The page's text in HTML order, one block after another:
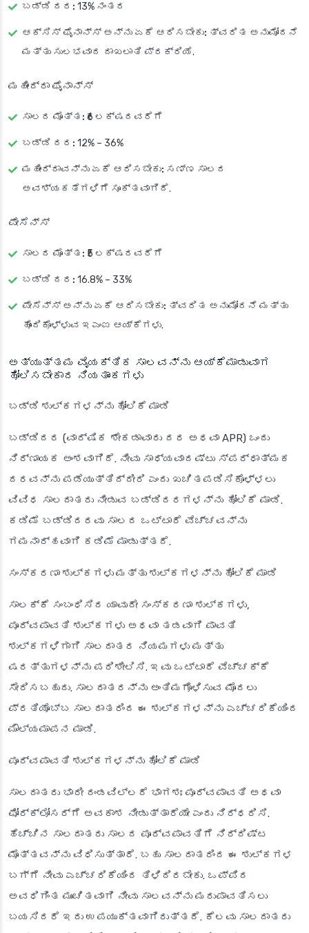
ಬಡ್ಡಿ ದರ: 13% ನಂತರ
ಆಕ್ಸಿಸ್ ಫೈನಾನ್ಸ್ ಅನ್ನು ಏಕೆ ಆರಿಸಬೇಕು: ತ್ವರಿತ ಅನುಮೋದನೆ
ಮತ್ತು ಸುಲಭವಾದ ದಾಖಲಾತಿ ಪ್ರಕ್ರಿಯೆ.
ಮಹೀಂದ್ರಾ ಫೈನಾನ್ಸ್
ಸಾಲದ ಮೊತ್ತ: ₹6 ಲಕ್ಷದವರೆಗೆ
ಬಡ್ಡಿ ದರ: 12% – 36%
ಮಹೀಂದ್ರಾವನ್ನು ಏಕೆ ಆರಿಸಬೇಕು: ಸಣ್ಣ ಸಾಲದ
ಅವಶ್ಯಕತೆಗಳಿಗೆ ಸೂಕ್ತವಾಗಿದೆ.
ಪೇಸೆನ್ಸ್
ಸಾಲದ ಮೊತ್ತ: ₹5 ಲಕ್ಷದವರೆಗೆ
ಬಡ್ಡಿ ದರ: 16.8% – 33%
ಪೇಸೆನ್ಸ್ ಅನ್ನು ಏಕೆ ಆರಿಸಬೇಕು: ತ್ವರಿತ ಅನುಮೋದನೆ ಮತ್ತು
ಹೊಂದಿಕೊಳ್ಳುವ ಇಎಂಐ ಆಯ್ಕೆಗಳು.
ಅತ್ಯುತ್ತಮ ವೈಯಕ್ತಿಕ ಸಾಲವನ್ನು ಆಯ್ಕೆಮಾಡುವಾಗ
ಹೋಲಿಸಬೇಕಾದ ನಿಯತಾಂಕಗಳು
ಬಡ್ಡಿ ಶುಲ್ಕಗಳನ್ನು ಹೋಲಿಕೆ ಮಾಡಿ
ಬಡ್ಡಿದರ (ವಾರ್ಷಿಕ ಶೇಕಡಾವಾರು ದರ ಅಥವಾ APR) ಒಂದು
ನಿರ್ಣಾಯಕ ಅಂಶವಾಗಿದೆ. ನೀವು ಸಾಧ್ಯವಾದಷ್ಟು ಸ್ಪರ್ಧಾತ್ಮಕ
ದರವನ್ನು ಪಡೆಯುತ್ತಿದ್ದೀರಿ ಎಂದು ಖಚಿತಪಡಿಸಿಕೊಳ್ಳಲು
ವಿವಿಧ ಸಾಲದಾತರು ನೀಡುವ ಬಡ್ಡಿದರಗಳನ್ನು ಹೋಲಿಕೆ ಮಾಡಿ.
ಕಡಿಮೆ ಬಡ್ಡಿದರವು ಸಾಲದ ಒಟ್ಟಾರೆ ವೆಚ್ಚವನ್ನು
ಗಮನಾರ್ಹವಾಗಿ ಕಡಿಮೆ ಮಾಡುತ್ತದೆ.
ಸಂಸ್ಕರಣಾ ಶುಲ್ಕಗಳು ಮತ್ತು ಶುಲ್ಕಗಳನ್ನು ಹೋಲಿಕೆ ಮಾಡಿ
ಸಾಲಕ್ಕೆ ಸಂಬಂಧಿಸಿದ ಯಾವುದೇ ಸಂಸ್ಕರಣಾ ಶುಲ್ಕಗಳು,
ಪೂರ್ವಪಾವತಿ ಶುಲ್ಕಗಳು ಅಥವಾ ತಡವಾಗಿ ಪಾವತಿ
ಶುಲ್ಕಗಳಿಗಾಗಿ ಸಾಲದಾತರ ನಿಯಮಗಳು ಮತ್ತು
ಷರತ್ತುಗಳನ್ನು ಪರಿಶೀಲಿಸಿ. ಇವು ಒಟ್ಟಾರೆ ವೆಚ್ಚಕ್ಕೆ
ಸೇರಿಸಬಹುದು. ಸಾಲದಾತರನ್ನು ಅಂತಿಮಗೊಳಿಸುವ ಮೊದಲು
ಪ್ರತಿಯೊಬ್ಬ ಸಾಲದಾತರಿಂದ ಈ ಶುಲ್ಕಗಳನ್ನು ಎಚ್ಚರಿಕೆಯಿಂದ
ಮೌಲ್ಯಮಾಪನ ಮಾಡಿ.
ಪೂರ್ವಪಾವತಿ ಶುಲ್ಕಗಳನ್ನು ಹೋಲಿಕೆ ಮಾಡಿ
ಸಾಲದಾತರು ಭಾರೀ ದಂಡವಿಲ್ಲದೆ ಭಾಗಶಃ ಪೂರ್ವಪಾವತಿ ಅಥವಾ
ಫೋರ್‌ಕ್ಲೋಸರ್‌ಗೆ ಅವಕಾಶ ನೀಡುತ್ತಾರೆಯೇ ಎಂದು ನಿರ್ಧರಿಸಿ.
ಹೆಚ್ಚಿನ ಸಾಲದಾತರು ಸಾಲದ ಪೂರ್ವಪಾವತಿಗೆ ನಿರ್ದಿಷ್ಟ
ಮೊತ್ತವನ್ನು ವಿಧಿಸುತ್ತಾರೆ. ಬಹು ಸಾಲದಾತರಿಂದ ಈ ಶುಲ್ಕಗಳ
ಬಗ್ಗೆ ನೀವು ಎಚ್ಚರಿಕೆಯಿಂದ ತಿಳಿದಿರಬೇಕು. ಒಪ್ಪಿದ
ಅವಧಿಗಿಂತ ಮುಂಚಿತವಾಗಿ ನೀವು ಸಾಲವನ್ನು ಮರುಪಾವತಿಸಲು
ಬಯಸಿದರೆ ಇದು ಉಪಯುಕ್ತವಾಗಿರುತ್ತದೆ. ಕೆಲವು ಸಾಲದಾತರು